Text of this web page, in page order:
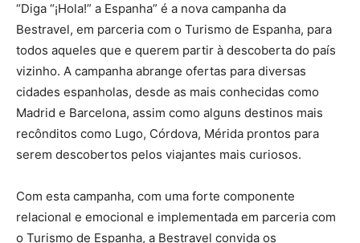
“Diga “¡Hola!” a Espanha” é a nova campanha da
Bestravel, em parceria com o Turismo de Espanha, para
todos aqueles que e querem partir à descoberta do país
vizinho. A campanha abrange ofertas para diversas
cidades espanholas, desde as mais conhecidas como
Madrid e Barcelona, assim como alguns destinos mais
recônditos como Lugo, Córdova, Mérida prontos para
serem descobertos pelos viajantes mais curiosos.
Com esta campanha, com uma forte componente
relacional e emocional e implementada em parceria com
o Turismo de Espanha, a Bestravel convida os